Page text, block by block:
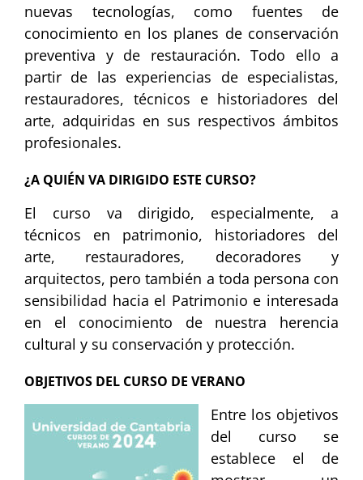
nuevas tecnologías, como fuentes de
conocimiento en los planes de conservación
preventiva y de restauración. Todo ello a
partir de las experiencias de especialistas,
restauradores, técnicos e historiadores del
arte, adquiridas en sus respectivos ámbitos
profesionales.
¿A QUIÉN VA DIRIGIDO ESTE CURSO?
El curso va dirigido, especialmente, a
técnicos en patrimonio, historiadores del
arte, restauradores, decoradores y
arquitectos, pero también a toda persona con
sensibilidad hacia el Patrimonio e interesada
en el conocimiento de nuestra herencia
cultural y su conservación y protección.
OBJETIVOS DEL CURSO DE VERANO
Entre los objetivos
del curso se
establece el de